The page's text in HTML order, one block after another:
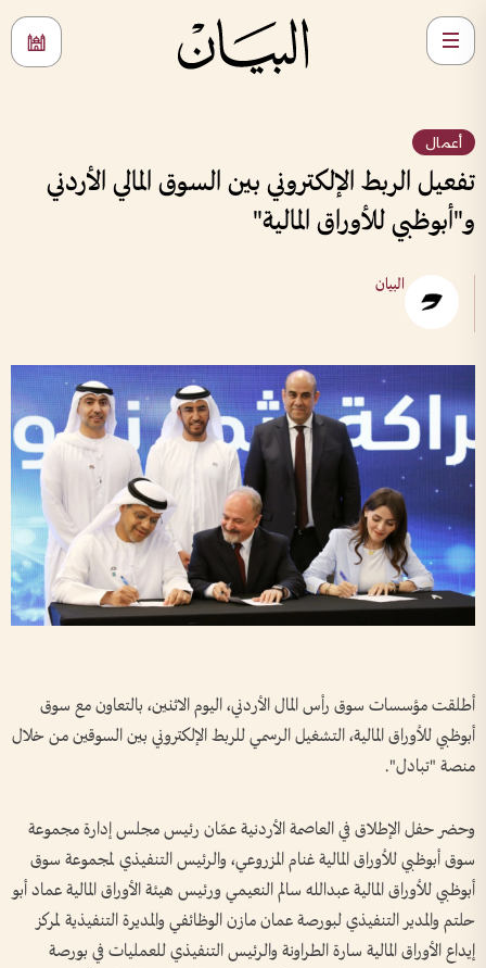
أعمال
تفعيل الربط الإلكتروني بين السوق المالي الأردني
و"أبوظبي للأوراق المالية"
البيان
أطلقت مؤسسات سوق رأس المال الأردني، اليوم الاثنين، بالتعاون مع سوق
أبوظبي للأوراق المالية، التشغيل الرسمي للربط الإلكتروني بين السوقين من خلال
منصة "تبادل".
وحضر حفل الإطلاق في العاصمة الأردنية عمّان رئيس مجلس إدارة مجموعة
سوق أبوظبي للأوراق المالية غنام المزروعي، والرئيس التنفيذي لمجموعة سوق
أبوظبي للأوراق المالية عبدالله سالم النعيمي ورئيس هيئة الأوراق المالية عماد أبو
حلتم والمدير التنفيذي لبورصة عمان مازن الوظائفي والمديرة التنفيذية لمركز
إيداع الأوراق المالية سارة الطراونة والرئيس التنفيذي للعمليات في بورصة